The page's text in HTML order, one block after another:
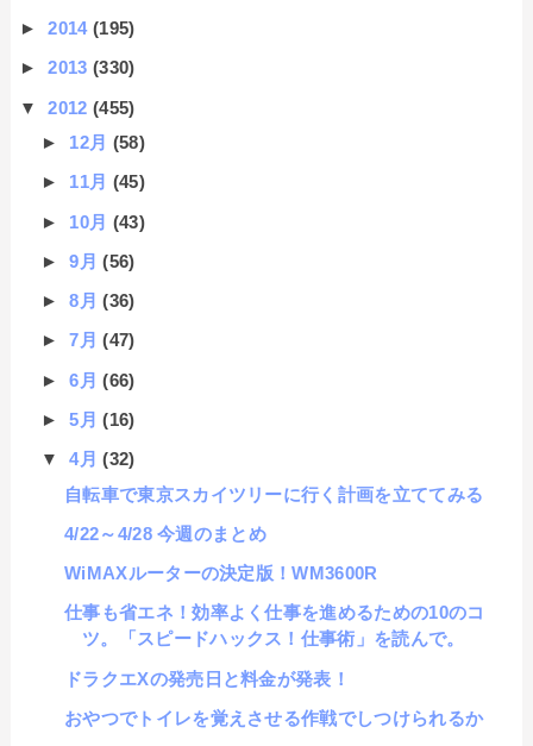
►2014(195)
►2013(330)
▼2012(455)
► 12月 (58)
► 11月 (45)
► 10月 (43)
►9月(56)
►8月(36)
►7月(47)
►6月(66)
►5月(16)
▼4月(32)
自転車で東京スカイツリーに行く計画を立ててみる
4/22～4/28 今週のまとめ
WiMAXルーターの決定版！WM3600R
仕事も省エネ！効率よく仕事を進めるための10のコ
ツ。「スピードハックス！仕事術」を読んで。
ドラクエXの発売日と料金が発表！
おやつでトイレを覚えさせる作戦でしつけられるか